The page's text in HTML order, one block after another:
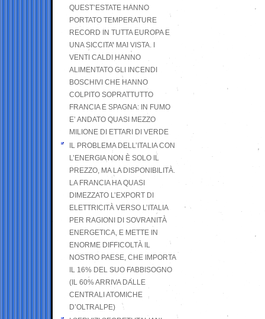
QUEST’ESTATE HANNO
PORTATO TEMPERATURE
RECORD IN TUTTA EUROPA E
UNA SICCITA’ MAI VISTA. I
VENTI CALDI HANNO
ALIMENTATO GLI INCENDI
BOSCHIVI CHE HANNO
COLPITO SOPRATTUTTO
FRANCIA E SPAGNA: IN FUMO
E’ ANDATO QUASI MEZZO
MILIONE DI ETTARI DI VERDE
IL PROBLEMA DELL’ITALIA CON
L’ENERGIA NON È SOLO IL
PREZZO, MA LA DISPONIBILITÀ.
LA FRANCIA HA QUASI
DIMEZZATO L’EXPORT DI
ELETTRICITÀ VERSO L’ITALIA
PER RAGIONI DI SOVRANITÀ
ENERGETICA, E METTE IN
ENORME DIFFICOLTÀ IL
NOSTRO PAESE, CHE IMPORTA
IL 16% DEL SUO FABBISOGNO
(IL 60% ARRIVA DALLE
CENTRALI ATOMICHE
D’OLTRALPE)